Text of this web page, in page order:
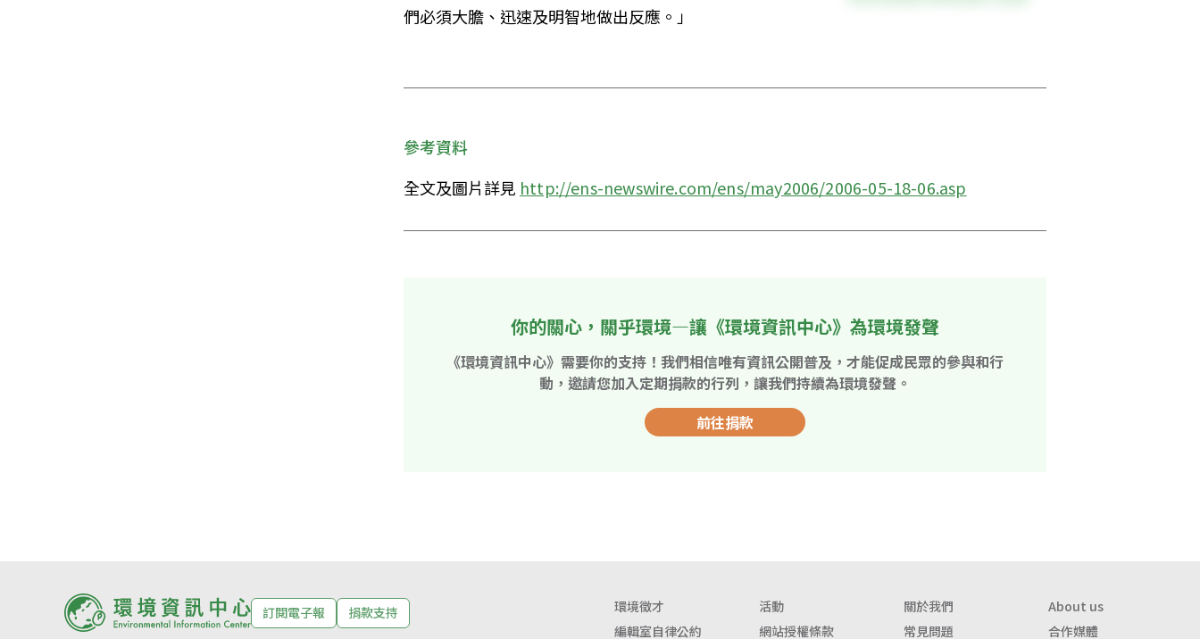
們必須大膽、迅速及明智地做出反應。」
參考資料
全文及圖片詳見 http://ens-newswire.com/ens/may2006/2006-05-18-06.asp
你的關心，關乎環境—讓《環境資訊中心》為環境發聲
《環境資訊中心》需要你的支持！我們相信唯有資訊公開普及，才能促成民眾的參與和行
動，邀請您加入定期捐款的行列，讓我們持續為環境發聲。
前往捐款
訂閱電子報 捐款支持 環境徵才 活動 關於我們
About us
編輯室自律公約
網站授權條款 常見問題 合作媒體